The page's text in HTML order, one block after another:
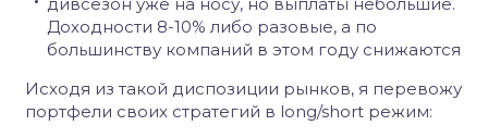
Доходности 8-10% либо разовые, а по
большинству компаний в этом году снижаются
Исходя из такой диспозиции рынков, я перевожу
портфели своих стратегий в long/short режим: